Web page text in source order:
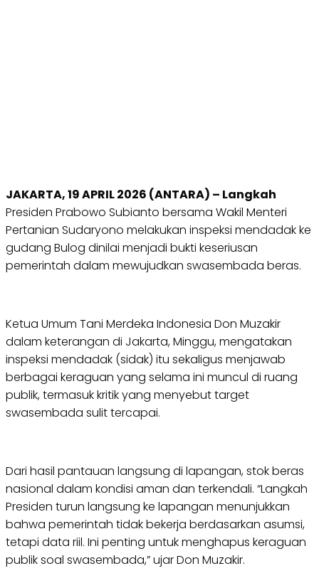
JAKARTA, 19 APRIL 2026 (ANTARA) – Langkah
Presiden Prabowo Subianto bersama Wakil Menteri
Pertanian Sudaryono melakukan inspeksi mendadak ke
gudang Bulog dinilai menjadi bukti keseriusan
pemerintah dalam mewujudkan swasembada beras.
Ketua Umum Tani Merdeka Indonesia Don Muzakir
dalam keterangan di Jakarta, Minggu, mengatakan
inspeksi mendadak (sidak) itu sekaligus menjawab
berbagai keraguan yang selama ini muncul di ruang
publik, termasuk kritik yang menyebut target
swasembada sulit tercapai.
Dari hasil pantauan langsung di lapangan, stok beras
nasional dalam kondisi aman dan terkendali. “Langkah
Presiden turun langsung ke lapangan menunjukkan
bahwa pemerintah tidak bekerja berdasarkan asumsi,
tetapi data riil. Ini penting untuk menghapus keraguan
publik soal swasembada,” ujar Don Muzakir.